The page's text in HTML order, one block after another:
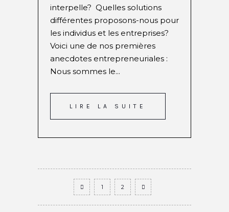
interpelle? Quelles solutions
différentes proposons-nous pour
les individus et les entreprises?
Voici une de nos premières
anecdotes entrepreneuriales :
Nous sommes le...
LIRE LA SUITE
1 2